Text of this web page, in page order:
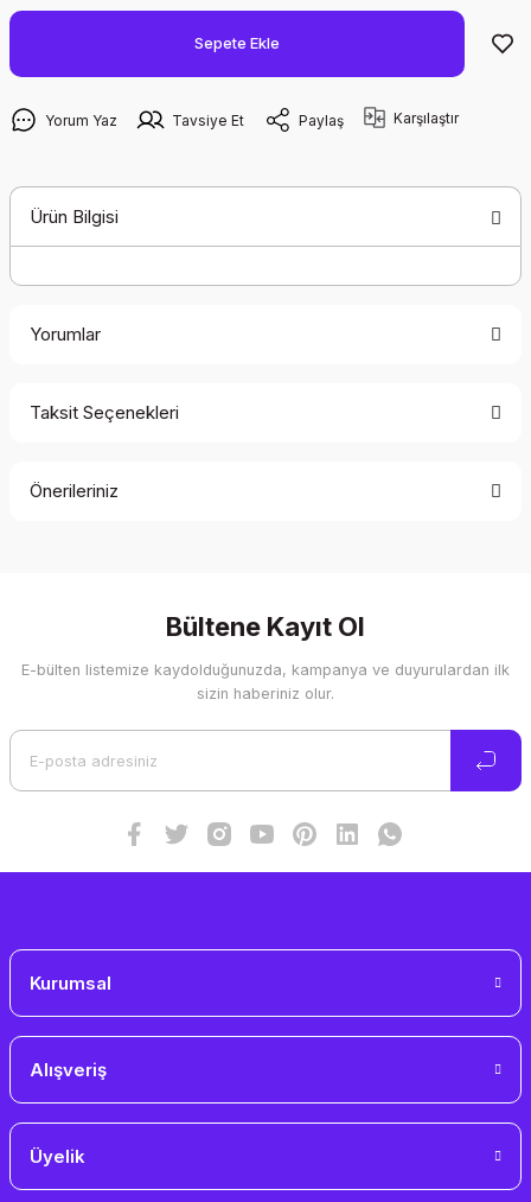
Sepete Ekle
Yorum Yaz Tavsiye Et Paylaş Karşılaştır
Ürün Bilgisi
Yorumlar
Taksit Seçenekleri
Önerileriniz
Görüş ve önerileriniz için teşekkür ederiz.
Ürün resmi kalitesiz, bozuk veya görüntülenemiyor.
Bültene Kayıt Ol
E-bülten listemize kaydolduğunuzda, kampanya ve duyurulardan ilk
sizin haberiniz olur.
Kurumsal
Alışveriş
Üyelik